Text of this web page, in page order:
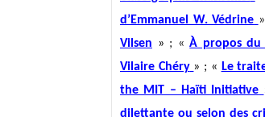
d’Emmanuel W. Védrine
Vilsen » ; «À propos du
Vilaire Chéry » ; « Le
the MIT – Haïti Initiative
dilettante ou selon des